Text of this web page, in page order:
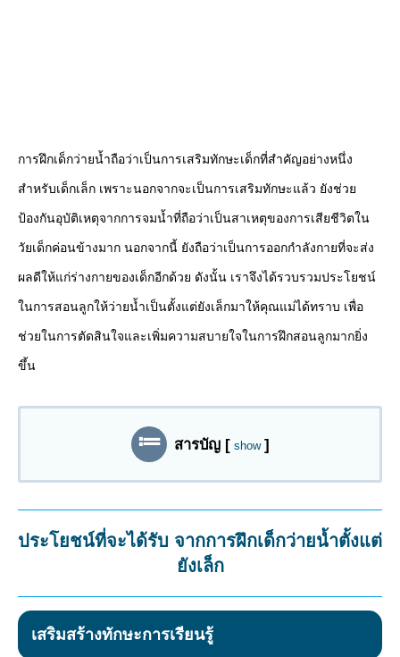
การฝึกเด็กว่ายน้ำถือว่าเป็นการเสริมทักษะเด็กที่สำคัญอย่างหนึ่ง
สำหรับเด็กเล็ก เพราะนอกจากจะเป็นการเสริมทักษะแล้ว ยังช่วย
ป้องกันอุบัติเหตุจากการจมน้ำที่ถือว่าเป็นสาเหตุของการเสียชีวิตใน
วัยเด็กค่อนข้างมาก นอกจากนี้ ยังถือว่าเป็นการออกกำลังกายที่จะส่ง
ผลดีให้แก่ร่างกายของเด็กอีกด้วย ดังนั้น เราจึงได้รวบรวมประโยชน์
ในการสอนลูกให้ว่ายน้ำเป็นตั้งแต่ยังเล็กมาให้คุณแม่ได้ทราบ เพื่อ
ช่วยในการตัดสินใจและเพิ่มความสบายใจในการฝึกสอนลูกมากยิ่ง
ขึ้น
สารบัญ [ show ]
ประโยชน์ที่จะได้รับ จากการฝึกเด็กว่ายน้ำตั้งแต่
ยังเล็ก
เสริมสร้างทักษะการเรียนรู้